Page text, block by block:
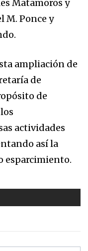
Matamoros y
M. Ponce y
ampliación de
de
de
actividades
así la
esparcimiento.